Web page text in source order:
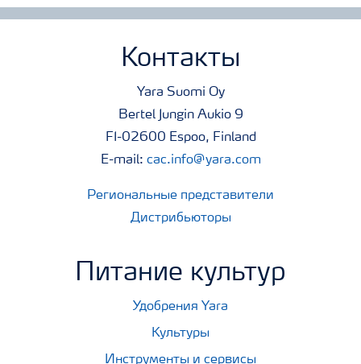
Контакты
Yara Suomi Oy
Bertel Jungin Aukio 9
FI-02600 Espoo, Finland
E-mail: cac.info@yara.com
Региональные представители
Дистрибьюторы
Питание культур
Удобрения Yara
Культуры
Инструменты и сервисы